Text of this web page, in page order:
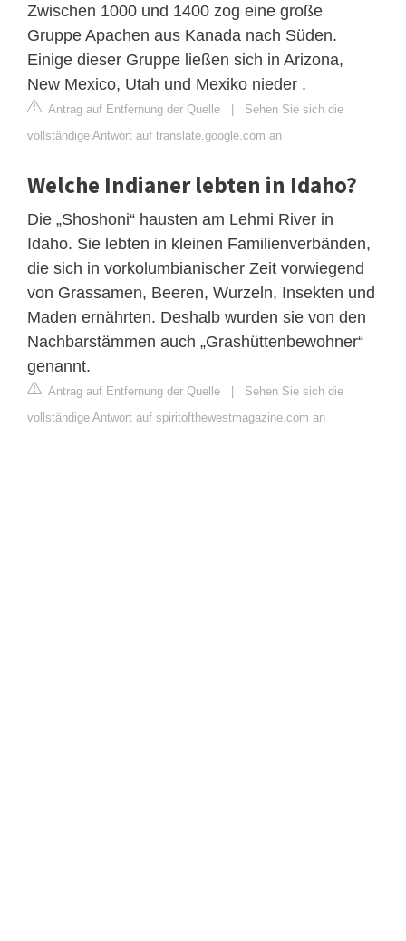
Zwischen 1000 und 1400 zog eine große
Gruppe Apachen aus Kanada nach Süden.
Einige dieser Gruppe ließen sich in Arizona,
New Mexico, Utah und Mexiko nieder .
Antrag auf Entfernung der Quelle | Sehen Sie sich die
vollständige Antwort auf translate.google.com an
Welche Indianer lebten in Idaho?
Die „Shoshoni“ hausten am Lehmi River in
Idaho. Sie lebten in kleinen Familienverbänden,
die sich in vorkolumbianischer Zeit vorwiegend
von Grassamen, Beeren, Wurzeln, Insekten und
Maden ernährten. Deshalb wurden sie von den
Nachbarstämmen auch „Grashüttenbewohner“
genannt.
Antrag auf Entfernung der Quelle | Sehen Sie sich die
vollständige Antwort auf spiritofthewestmagazine.com an